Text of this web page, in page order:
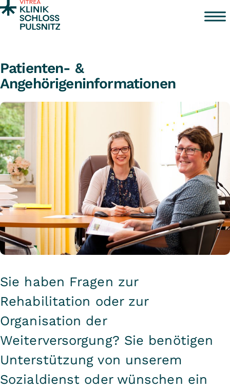
Zum Inhalt springen
Patienten- &
Angehörigeninformationen
Sie haben Fragen zur
Rehabilitation oder zur
Organisation der
Weiterversorgung? Sie benötigen
Unterstützung von unserem
Sozialdienst oder wünschen ein